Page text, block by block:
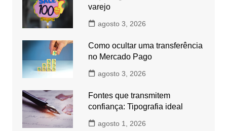
varejo
agosto 3, 2026
Como ocultar uma transferência
no Mercado Pago
agosto 3, 2026
Fontes que transmitem
confiança: Tipografia ideal
agosto 1, 2026